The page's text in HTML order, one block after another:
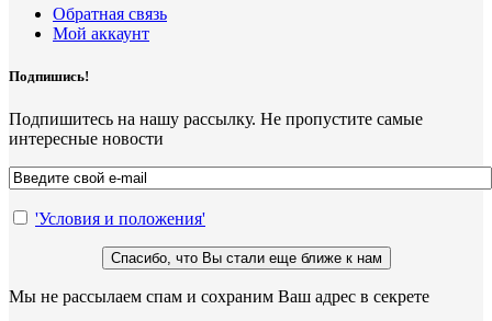
Обратная связь
Мой аккаунт
Подпишись!
Подпишитесь на нашу рассылку. Не пропустите самые
интересные новости
'Условия и положения'
Мы не рассылаем спам и сохраним Ваш адрес в секрете